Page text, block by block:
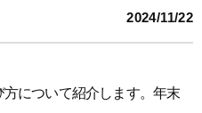
2024/11/22
について紹介します。年末